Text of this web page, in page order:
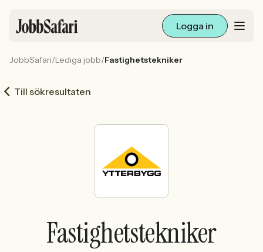
Logga in
Arbetsliv och karriär
För arbetsgivare
Sök med AI
Ny här? Skapa konto
JobbSafari/Lediga jobb/Fastighetstekniker
Till sökresultaten
Fastighetstekniker